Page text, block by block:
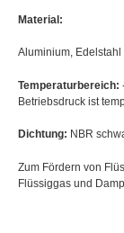
Material:
Aluminium,
Temperaturbereich:
Betriebsdruck ist
Dichtung: NBR
Zum Fördern von
Flüssiggas und